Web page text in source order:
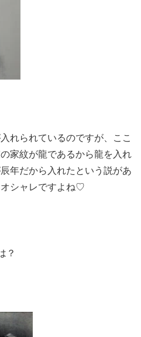
れられているのですが、ここ
家紋が龍であるから龍を入れ
年だから入れたという説があ
シャレですよね♡
？